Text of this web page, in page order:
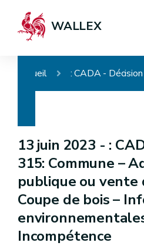
WALLEX
Accueil
13 juin 2023 - :
315: Commune –
publique ou vente
Coupe de bois –
Incompétence